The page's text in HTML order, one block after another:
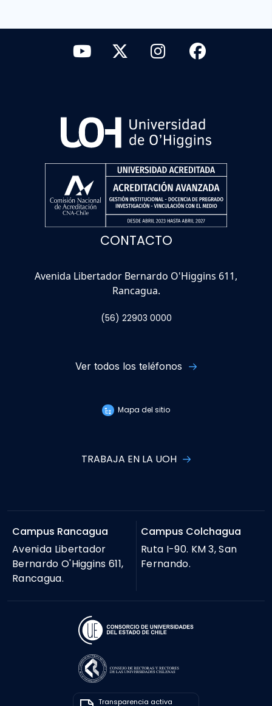
CONTACTO
Avenida Libertador Bernardo O'Higgins 611,
Rancagua.
(56) 22903 0000
Ver todos los teléfonos
Mapa del sitio
TRABAJA EN LA UOH
Campus Rancagua
Avenida Libertador
Bernardo O'Higgins 611,
Rancagua.
Campus Colchagua
Ruta I-90. KM 3, San
Fernando.
Transparencia activa